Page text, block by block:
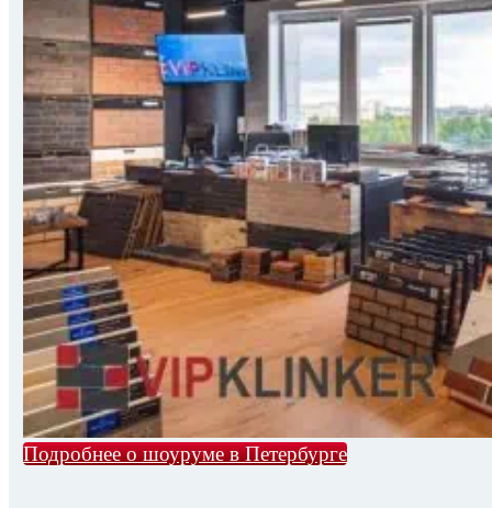
Подробнее о шоуруме в Петербурге